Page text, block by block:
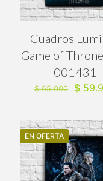
Cuadros
Game of
001431
$65.000
El
era:
$
$
EN OFERTA